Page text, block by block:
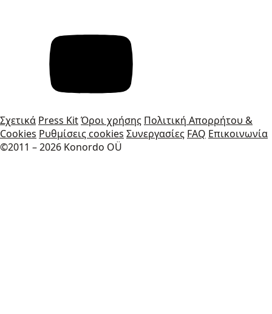
Σχετικά Press KitΌροι χρήσης Πολιτική Απορρήτου &
Cookies Ρυθμίσεις cookies Συνεργασίες FAQ Επικοινωνία
©2011 – 2026 Konordo OÜ